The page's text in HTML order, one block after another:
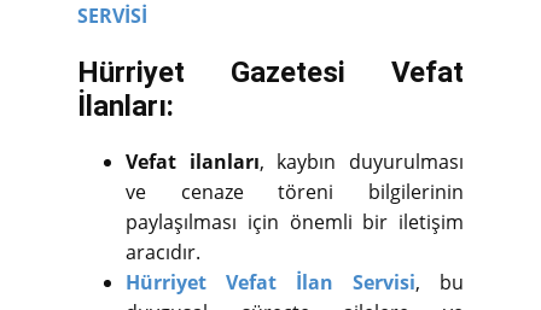
SERVİSİ
Hürriyet Gazetesi Vefat
İlanları:
Vefat ilanları, kaybın duyurulması
ve cenaze töreni bilgilerinin
paylaşılması için önemli bir iletişim
aracıdır.
Hürriyet Vefat İlan Servisi, bu